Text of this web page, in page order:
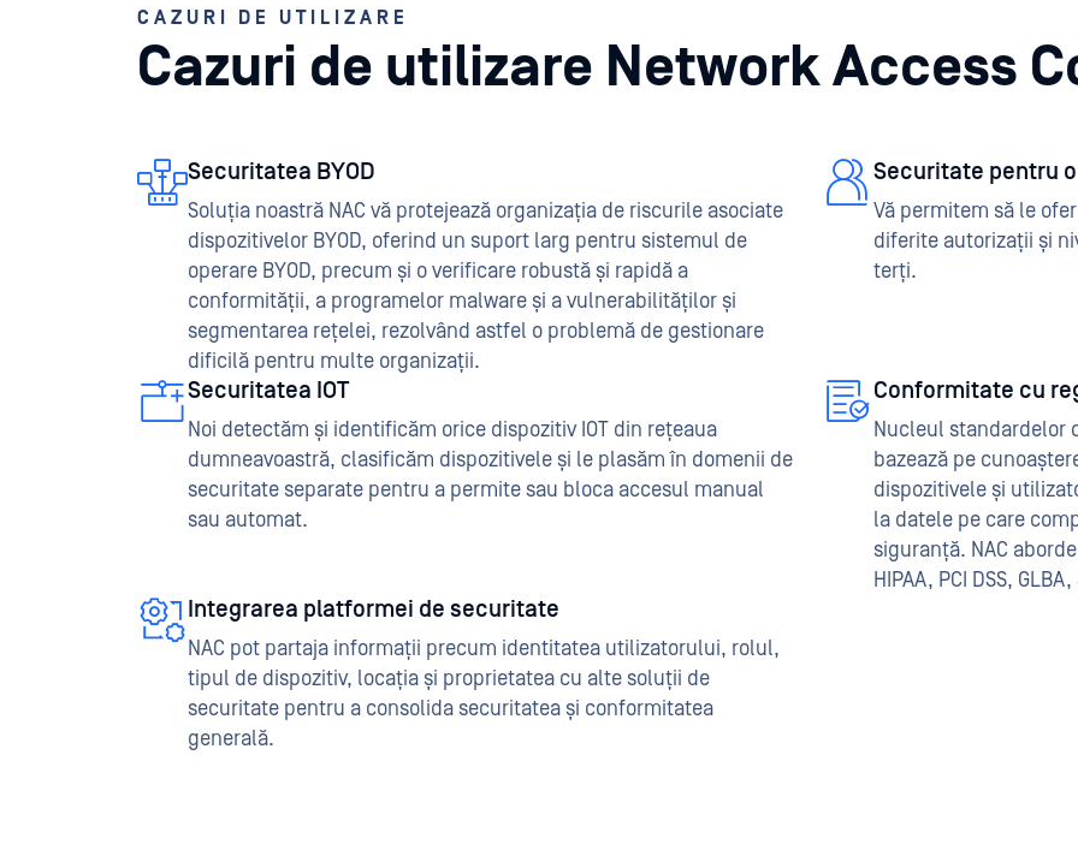
CAZURI DE UTILIZARE
Cazuri de utilizare Network Access
Securitatea BYOD
Soluția noastră NAC vă protejează organizația de riscurile asociate
dispozitivelor BYOD, oferind un suport larg pentru sistemul de
operare BYOD, precum și o verificare robustă și rapidă a
conformității, a programelor malware și a vulnerabilităților și
segmentarea rețelei, rezolvând astfel o problemă de gestionare
dificilă pentru multe organizații.
Securitate pentru
Vă permitem să le
diferite autorizații și
terți.
Securitatea IOT
Noi detectăm și identificăm orice dispozitiv IOT din rețeaua
dumneavoastră, clasificăm dispozitivele și le plasăm în domenii de
securitate separate pentru a permite sau bloca accesul manual
sau automat.
Conformitate cu
Nucleul standardelor
bazează pe
dispozitivele și
la datele pe care
siguranță. NAC
HIPAA, PCI DSS,
Integrarea platformei de securitate
NAC pot partaja informații precum identitatea utilizatorului, rolul,
tipul de dispozitiv, locația și proprietatea cu alte soluții de
securitate pentru a consolida securitatea și conformitatea
generală.